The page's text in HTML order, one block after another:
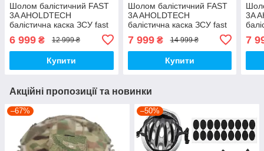
Шолом балістичний FAST
3A AHOLDTECH
балістична каска ЗСУ fast
шолом FAST NIJ IIIA каска
військова фаст 3а шолом
ФАСТ 3а
6 999 ₴ 12 999 ₴
Купити
Шолом балістичний FAST
3A AHOLDTECH
балістична каска ЗСУ fast
шолом FAST NIJ IIIA каска
військова фаст 3а шолом
ФАСТ 3а
7 999₴ 14 999 ₴
Купити
3A
7
Акційні пропозиції та новинки
–67% –50%